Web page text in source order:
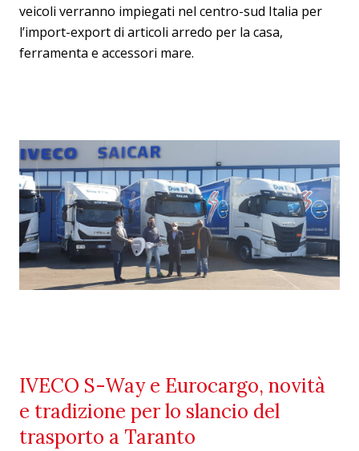
veicoli verranno impiegati nel centro-sud Italia per
l’import-export di articoli arredo per la casa,
ferramenta e accessori mare.
IVECO S-Way e Eurocargo, novità
e tradizione per lo slancio del
trasporto a Taranto